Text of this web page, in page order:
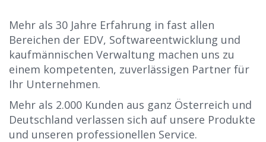
Mehr als 30 Jahre Erfahrung in fast allen
Bereichen der EDV, Softwareentwicklung und
kaufmännischen Verwaltung machen uns zu
einem kompetenten, zuverlässigen Partner für
Ihr Unternehmen.
Mehr als 2.000 Kunden aus ganz Österreich und
Deutschland verlassen sich auf unsere Produkte
und unseren professionellen Service.